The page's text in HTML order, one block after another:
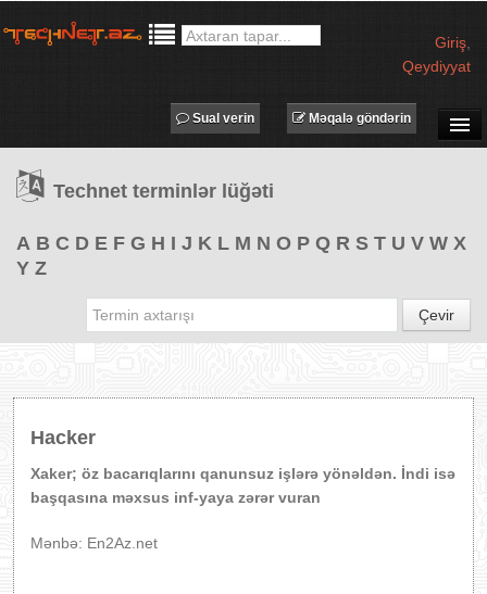
Giriş
Qeydiyyat
TƏDBİRLƏR
PROQRAMLAR
Məqalə göndərin
Sual verin
Technet terminlər lüğəti
A B C D E F G H I J K L M N O P Q R S T U V W X
Y Z
Çevir
Hacker
Xaker; öz bacarıqlarını qanunsuz işlərə yönəldən. İndi isə
başqasına məxsus inf-yaya zərər vuran
Mənbə: En2Az.net